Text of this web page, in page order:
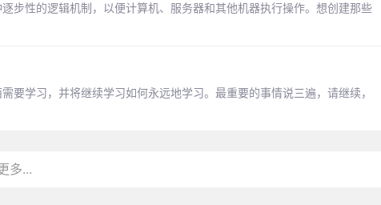
步性的逻辑机制，以便计算机、服务器和其他机器执行操作。想创建那些
学习，并将继续学习如何永远地学习。最重要的事情说三遍，请继续，
多...